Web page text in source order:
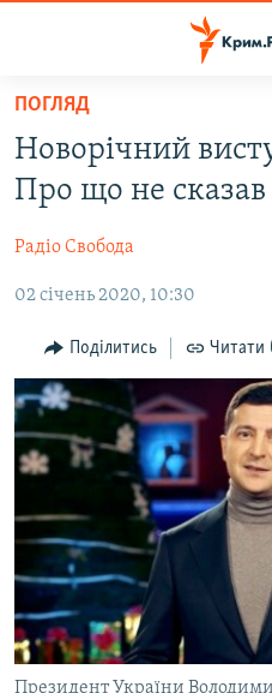
Перейти
основного
матеріалу
Перейти
до
навігації
Перейти
пошуку
ВОДА.КРИМ
ВІДЕО ТА ФОТО
ПОЛІТИКА
БЛОГИ
ПОГЛЯД
ІНТЕРВ'Ю
ВСЕ ЗА ДЕНЬ
СПЕЦПРОЕКТИ
ДЕПОРТАЦІЯ
ВІДЕОУРОКИ «ELIFBE»
СВІДЧЕННЯ ОКУПАЦІЇ
УКРАЇНСЬКА ПРОБЛЕМА КРИМУ
ЯК ОБІЙТИ БЛОКУВАННЯ
Русский
Qırımtatar
ДОЛУЧАЙСЯ!
ПОГЛЯД
Новорічний
Про що не
Радіо Свобода
02 січень 2020, 10:30
Поділитись Читати
Президент України